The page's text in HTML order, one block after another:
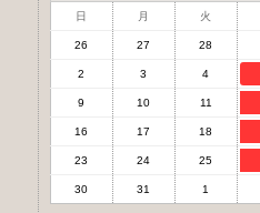
日 月 火
26 27 28
2 3 4
9 10 11
16 17 18
23 24 25
30 31 1